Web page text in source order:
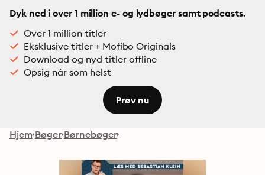
Dyk ned i over 1 million e- og lydbøger samt podcasts.
Over 1 million titler
Eksklusive titler + Mofibo Originals
Download og nyd titler offline
Opsig når som helst
Prøv nu
Hjem Bøger Børnebøger